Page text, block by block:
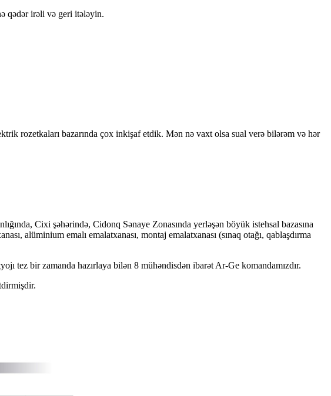
qədər irəli və geri itələyin.
rozetkaları bazarında çox inkişaf etdik. Mən nə vaxt olsa sual verə bilərəm və hər
Cixi şəhərində, Cidonq Sənaye Zonasında yerləşən böyük istehsal bazasına
alüminium emalı emalatxanası, montaj emalatxanası (sınaq otağı, qablaşdırma
tez bir zamanda hazırlaya bilən 8 mühəndisdən ibarət Ar-Ge komandamızdır.